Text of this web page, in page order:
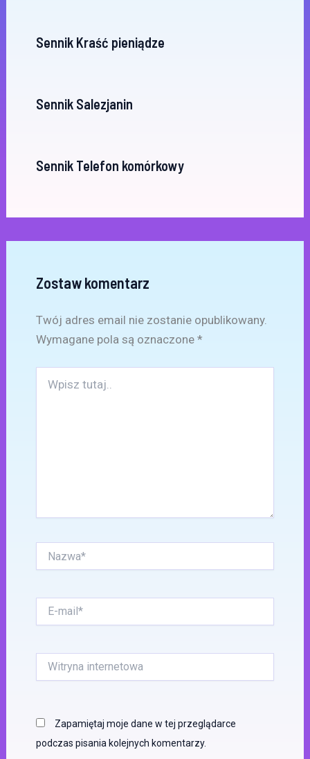
Sennik Kraść pieniądze
Sennik Salezjanin
Sennik Telefon komórkowy
Zostaw komentarz
Twój adres email nie zostanie opublikowany.
Wymagane pola są oznaczone *
tutaj..
mail*
internetowa
Zapamiętaj moje dane w tej przeglądarce
podczas pisania kolejnych komentarzy.